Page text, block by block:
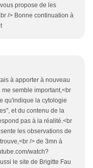
propose de les
/> Bonne continuation à
à apporter à nouveau
semble important,<br
qu'indique la cytologie
et du contenu de la
pas à la réalité.<br
les observations de
/> de 3mn à
watch?
le site de Brigitte Fau